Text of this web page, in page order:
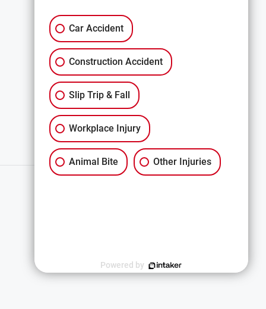
条款与条件
免责声明
All Services
Car Accident
Construction Accident
Slip Trip & Fall
Workplace Injury
Animal Bite Other Injuries
Powered by